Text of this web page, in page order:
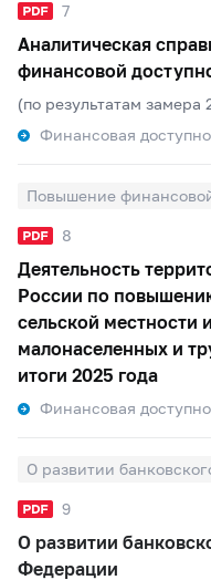
7
Аналитическая
финансовой
(по результатам замера
Финансовая
8
Деятельность
России по
сельской местности
малонаселенных и
итоги 2025 года
Финансовая
9
О развитии
Федерации